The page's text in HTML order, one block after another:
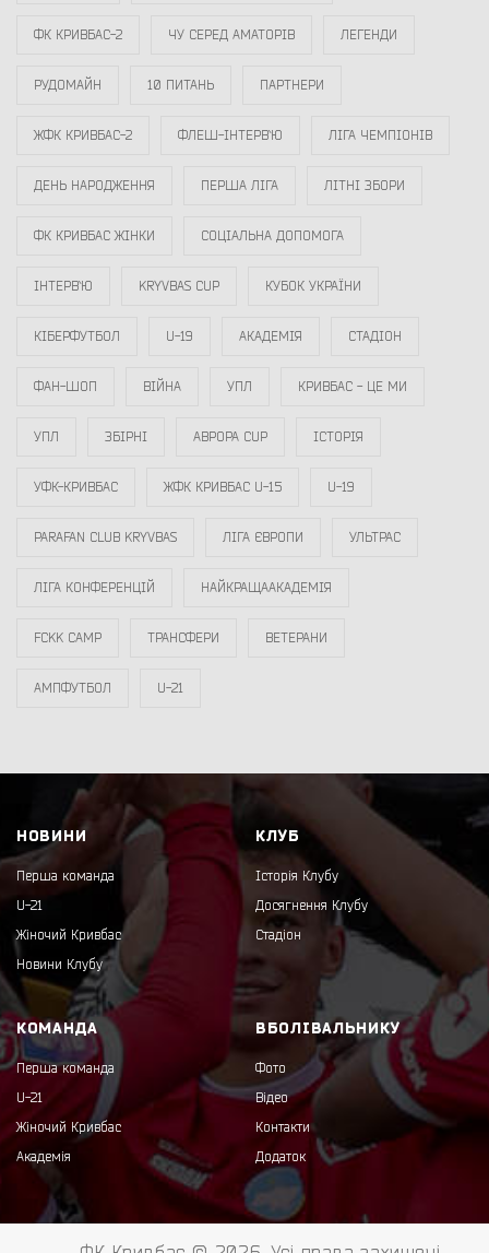
ФК КРИВБАС-2 ЧУ СЕРЕД АМАТОРІВ ЛЕГЕНДИ
РУДОМАЙН 10 ПИТАНЬ ПАРТНЕРИ
ЖФК КРИВБАС-2 ФЛЕШ-ІНТЕРВ`Ю ЛІГА ЧЕМПІОНІВ
ДЕНЬ НАРОДЖЕННЯ ПЕРША ЛІГА ЛІТНІ ЗБОРИ
ФК КРИВБАС ЖІНКИ СОЦІАЛЬНА ДОПОМОГА
ІНТЕРВ`Ю KRYVBAS CUP КУБОК УКРАЇНИ
КІБЕРФУТБОЛ U-19 АКАДЕМІЯ СТАДІОН
ФАН-ШОП ВІЙНА УПЛ КРИВБАС - ЦЕ МИ
УПЛ ЗБІРНІ АВРОРА CUP ІСТОРІЯ
УФК-КРИВБАС ЖФК КРИВБАС U-15 U-19
PARAFAN CLUB KRYVBAS ЛІГА ЄВРОПИ УЛЬТРАС
ЛІГА КОНФЕРЕНЦІЙ НАЙКРАЩААКАДЕМІЯ
FCKK CAMP ТРАНСФЕРИ ВЕТЕРАНИ
АМПФУТБОЛ U-21
НОВИНИ
Перша команда
U-21
Жіночий Кривбас
Новини Клубу
КЛУБ
Історія Клубу
Досягнення Клубу
Стадіон
КОМАНДА
Перша команда
U-21
Жіночий Кривбас
Академія
ВБОЛІВАЛЬНИКУ
Фото
Відео
Контакти
Додаток